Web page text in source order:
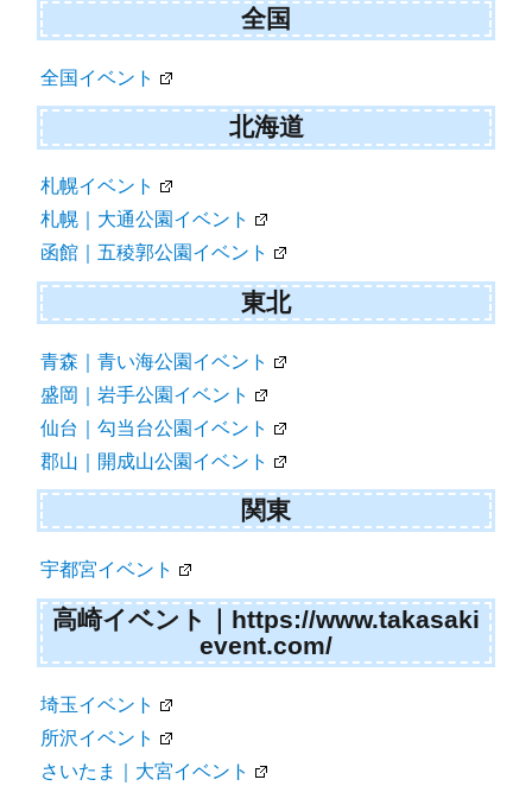
ン
全国
全国イベント
北海道
札幌イベント
札幌｜大通公園イベント
函館｜五稜郭公園イベント
東北
青森｜青い海公園イベント
盛岡｜岩手公園イベント
仙台｜勾当台公園イベント
郡山｜開成山公園イベント
関東
宇都宮イベント
高崎イベント｜https://www.takasaki
event.com/
埼玉イベント
所沢イベント
さいたま｜大宮イベント